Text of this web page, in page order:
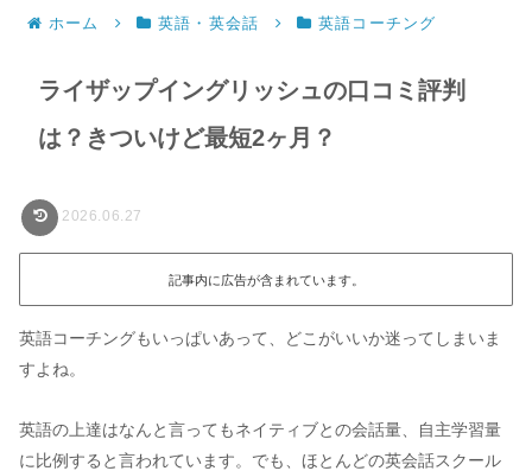
ホーム 英語・英会話 英語コーチング
ライザップイングリッシュの口コミ評判
は？きついけど最短2ヶ月？
2026.06.27
記事内に広告が含まれています。
英語コーチングもいっぱいあって、どこがいいか迷ってしまいま
すよね。
英語の上達はなんと言ってもネイティブとの会話量、自主学習量
に比例すると言われています。でも、ほとんどの英会話スクール